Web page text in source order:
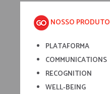
NOSSO PRODUTO
PLATAFORMA
COMMUNICATIONS
RECOGNITION
WELL-BEING